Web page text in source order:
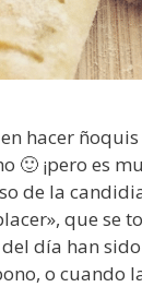
hacer
🙂 ¡pero es
de la
que se
día han
o cuando